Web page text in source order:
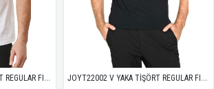
JOYT22001 O YAKA TİŞÖRT REGULAR FIT %100 PAMUK COMPACK PENYE JOYT22002 V YAKA TİŞÖRT REGULAR FIT %100 PAMUK COMPACK PENYE